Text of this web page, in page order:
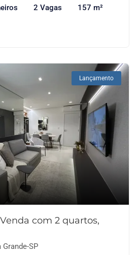
2 Vagas 157 m²
Lançamento
com 2 quartos,
SP